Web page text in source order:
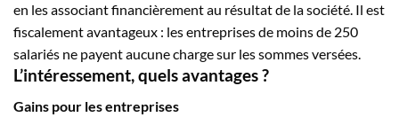
en les associant financièrement au résultat de la société. Il est
fiscalement avantageux : les entreprises de moins de 250
salariés ne payent aucune charge sur les sommes versées.
L’intéressement, quels avantages ?
Gains pour les entreprises